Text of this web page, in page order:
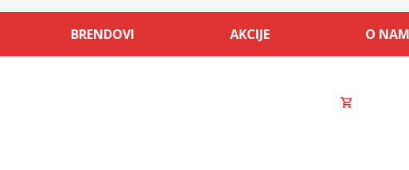
BRENDOVI AKCIJE O